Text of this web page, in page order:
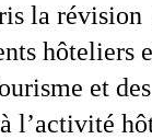
la révision
hôteliers
et des
l’activité